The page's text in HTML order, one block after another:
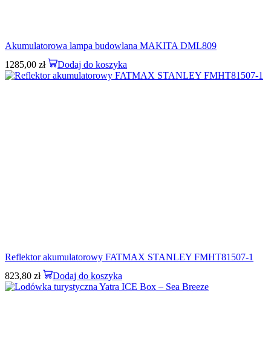
Akumulatorowa lampa budowlana MAKITA DML809
1285,00 zł Dodaj do koszyka
Reflektor akumulatorowy FATMAX STANLEY FMHT81507-1
823,80 zł Dodaj do koszyka